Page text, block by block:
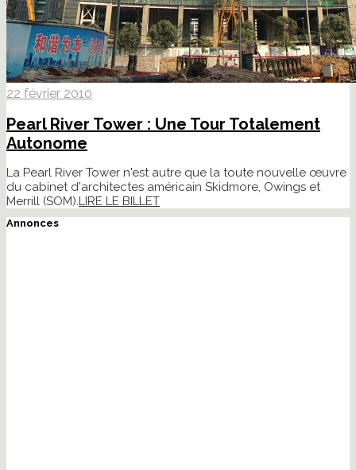
22 février 2010
Pearl River Tower : Une Tour Totalement
Autonome
La Pearl River Tower n'est autre que la toute nouvelle œuvre
du cabinet d'architectes américain Skidmore, Owings et
Merrill (SOM).LIRE LE BILLET
Annonces